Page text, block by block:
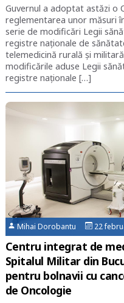
Guvernul a adoptat astăzi o
reglementarea unor măsuri
serie de modificări Legii
registre naționale de
telemedicină rurală și
modificările aduse Legii
registre naționale […]
Mihai Dorobantu 22
Centru integrat de
Spitalul Militar din
pentru bolnavii cu
de Oncologie